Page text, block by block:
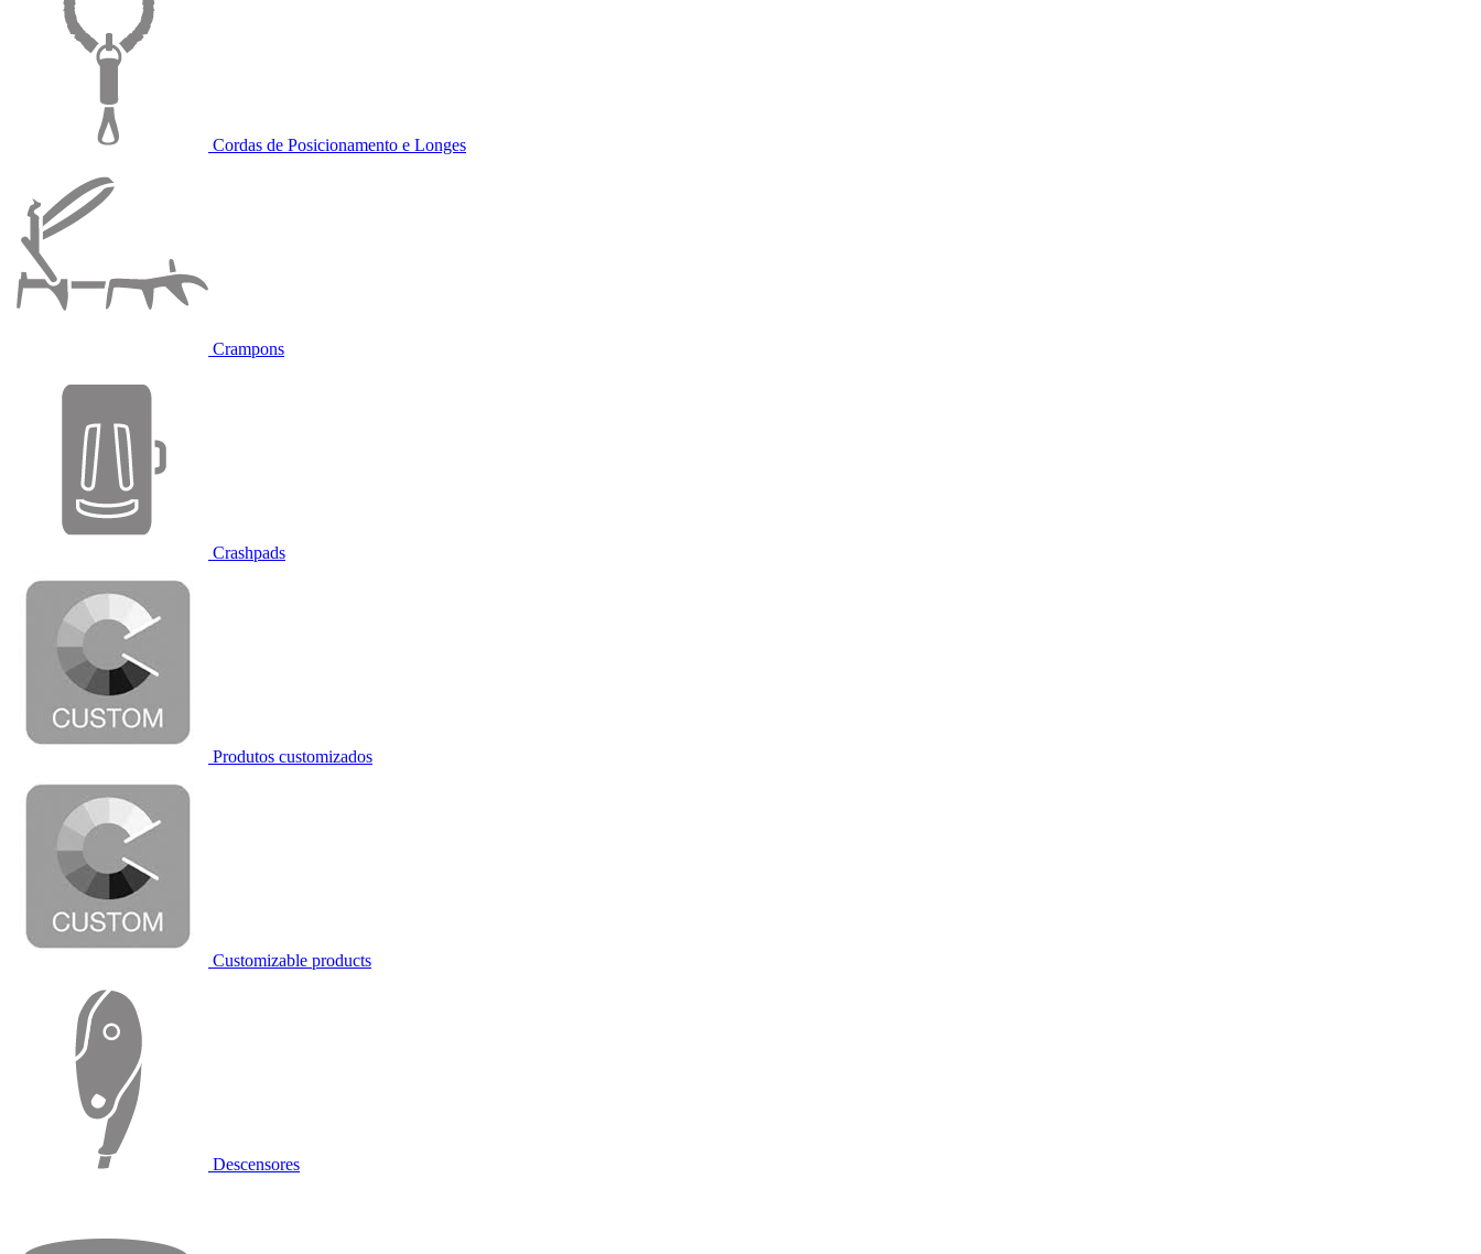
Cordas de Posicionamento e Longes
Crampons
Crashpads
Produtos customizados
Customizable products
Descensores